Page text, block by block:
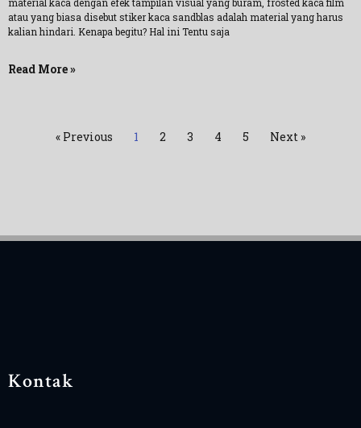
atau yang biasa disebut stiker kaca sandblas adalah material yang harus
kalian hindari. Kenapa begitu? Hal ini Tentu saja
Read More »
« Previous 1 2 3 4 5 Next »
Kontak